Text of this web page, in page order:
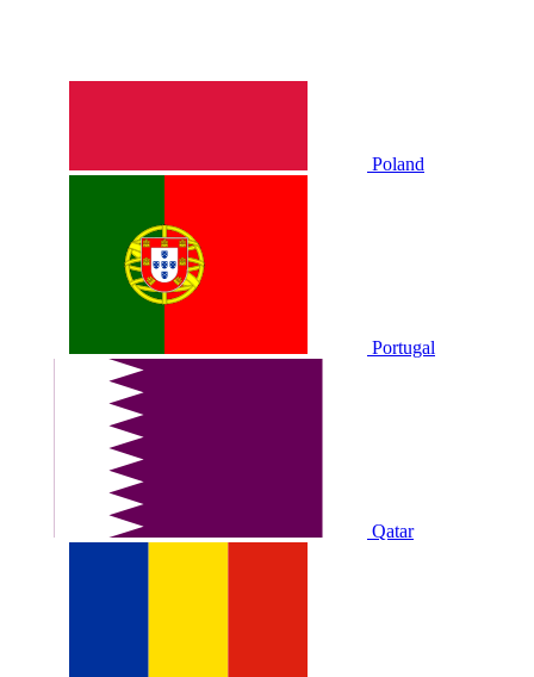
Poland
Portugal
Qatar